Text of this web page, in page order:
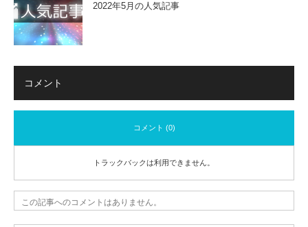
2022年5月の人気記事
コメント
コメント (0)
トラックバックは利用できません。
この記事へのコメントはありません。